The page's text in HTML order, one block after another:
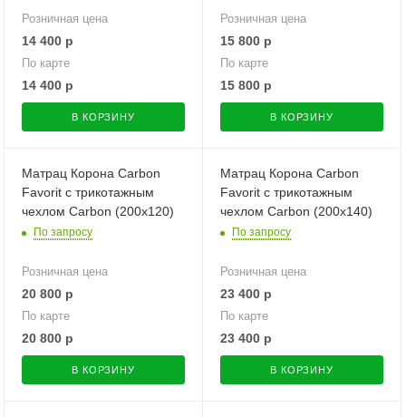
Розничная цена
14 400 р
По карте
14 400 р
В КОРЗИНУ
Розничная цена
15 800 р
По карте
15 800 р
В КОРЗИНУ
Матрац Корона Carbon
Favorit с трикотажным
чехлом Carbon (200х120)
По запросу
Розничная цена
20 800 р
По карте
20 800 р
В КОРЗИНУ
Матрац Корона Carbon
Favorit с трикотажным
чехлом Carbon (200х140)
По запросу
Розничная цена
23 400 р
По карте
23 400 р
В КОРЗИНУ